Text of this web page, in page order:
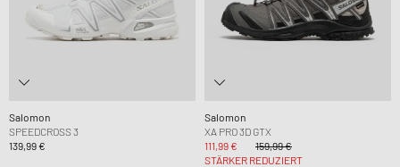
Salomon
SPEEDCROSS 3
139,99 €
Salomon
XA PRO 3D GTX
111,99 €
159,99 €
STÄRKER REDUZIERT